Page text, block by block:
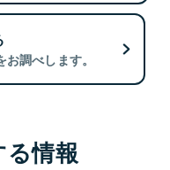
調べします。
情報